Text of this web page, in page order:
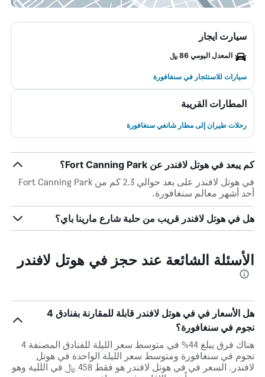
سيارت ايجار
المعدل اليومي 86 ﷼
سيارات للاستئجار في سنغافورة
المطارات القريبة
رحلات طيران إلى مطار شانغي سنغافورة
كم يبعد في هوتل لافندر عن Fort Canning Park؟
في هوتل لافندر على بعد حوالي 2.3 كم من Fort Canning Park
أحد أشهر معالم سنغافورة.
هل في هوتل لافندر قريب من حلبة شارع مارينا باي؟
الأسئلة الشائعة عند حجز في هوتل لافندر
هل الأسعار في في هوتل لافندر قابلة للمقارنة بفنادق 4
نجوم في سنغافورة؟
هناك فرق يبلغ 44% في متوسط ​​سعر الليلة للفنادق المصنفة 4
نجوم في سنغافورة ومتوسط ​​سعر الليلة الواحدة في هوتل
لافندر. السعر في في هوتل لافندر هو فقط 458 ﷼ في الللية وهو